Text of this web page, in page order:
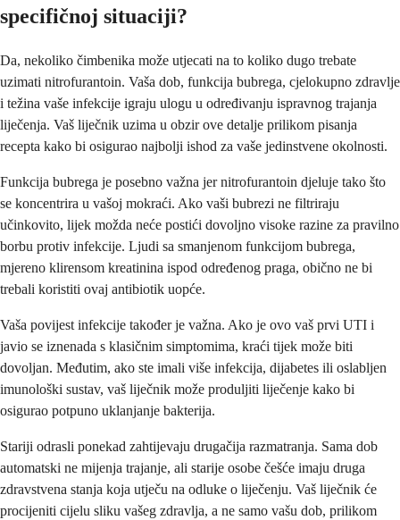
specifičnoj situaciji?
Da, nekoliko čimbenika može utjecati na to koliko dugo trebate
uzimati nitrofurantoin. Vaša dob, funkcija bubrega, cjelokupno zdravlje
i težina vaše infekcije igraju ulogu u određivanju ispravnog trajanja
liječenja. Vaš liječnik uzima u obzir ove detalje prilikom pisanja
recepta kako bi osigurao najbolji ishod za vaše jedinstvene okolnosti.
Funkcija bubrega je posebno važna jer nitrofurantoin djeluje tako što
se koncentrira u vašoj mokraći. Ako vaši bubrezi ne filtriraju
učinkovito, lijek možda neće postići dovoljno visoke razine za pravilno
borbu protiv infekcije. Ljudi sa smanjenom funkcijom bubrega,
mjereno klirensom kreatinina ispod određenog praga, obično ne bi
trebali koristiti ovaj antibiotik uopće.
Vaša povijest infekcije također je važna. Ako je ovo vaš prvi UTI i
javio se iznenada s klasičnim simptomima, kraći tijek može biti
dovoljan. Međutim, ako ste imali više infekcija, dijabetes ili oslabljen
imunološki sustav, vaš liječnik može produljiti liječenje kako bi
osigurao potpuno uklanjanje bakterija.
Stariji odrasli ponekad zahtijevaju drugačija razmatranja. Sama dob
automatski ne mijenja trajanje, ali starije osobe češće imaju druga
zdravstvena stanja koja utječu na odluke o liječenju. Vaš liječnik će
procijeniti cijelu sliku vašeg zdravlja, a ne samo vašu dob, prilikom